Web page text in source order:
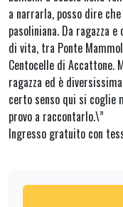
a narrarla, posso dire
pasoliniana. Da ragazza
di vita, tra Ponte
Centocelle di Accattone.
ragazza ed è
certo senso qui si coglie
provo a raccontarlo.\”
Ingresso gratuito con